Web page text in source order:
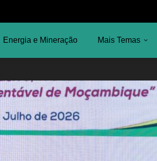
Energia e Mineração Mais Temas